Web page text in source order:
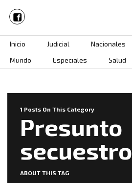
Skip to content
Inicio Judicial Nacionales
Mundo
Especiales Salud
1 Posts On This Category
Presunto
secuestro
ABOUT THIS TAG